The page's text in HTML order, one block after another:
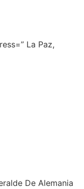
La Paz,
De Alemania